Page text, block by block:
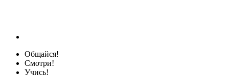
Общайся!
Смотри!
Учись!